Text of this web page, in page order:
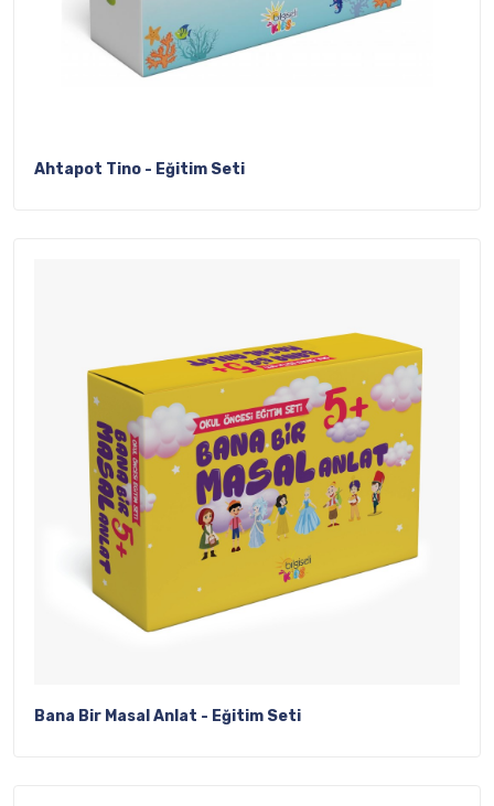
Ahtapot Tino - Eğitim Seti
Bana Bir Masal Anlat - Eğitim Seti